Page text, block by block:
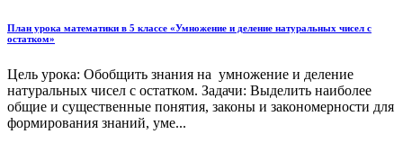
План урока математики в 5 классе «Умножение и деление натуральных чисел с
остатком»
Цель урока: Обобщить знания на умножение и деление
натуральных чисел с остатком. Задачи: Выделить наиболее
общие и существенные понятия, законы и закономерности для
формирования знаний, уме...